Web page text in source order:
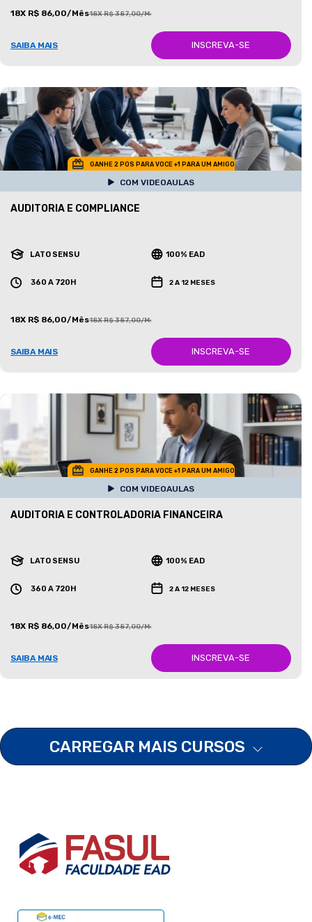
18X R$ 86,00/Mês18X R$ 387,00/Mês
SAIBA MAIS INSCREVA-SE
GANHE 2 POS PARA VOCE +1 PARA UM AMIGO
COM VIDEOAULAS
AUDITORIA E COMPLIANCE
LATO SENSU 100% EAD
360 A 720H 2 A 12 MESES
18X R$ 86,00/Mês18X R$ 387,00/Mês
SAIBA MAIS INSCREVA-SE
GANHE 2 POS PARA VOCE +1 PARA UM AMIGO
COM VIDEOAULAS
AUDITORIA E CONTROLADORIA FINANCEIRA
LATO SENSU 100% EAD
360 A 720H 2 A 12 MESES
18X R$ 86,00/Mês18X R$ 387,00/Mês
SAIBA MAIS INSCREVA-SE
CARREGAR MAIS CURSOS